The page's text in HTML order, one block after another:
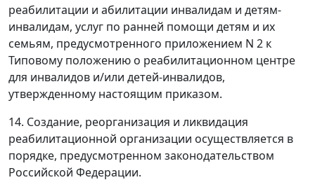
реабилитации и абилитации инвалидам и детям-
инвалидам, услуг по ранней помощи детям и их
семьям, предусмотренного приложением N 2 к
Типовому положению о реабилитационном центре
для инвалидов и/или детей-инвалидов,
утвержденному настоящим приказом.
14. Создание, реорганизация и ликвидация
реабилитационной организации осуществляется в
порядке, предусмотренном законодательством
Российской Федерации.